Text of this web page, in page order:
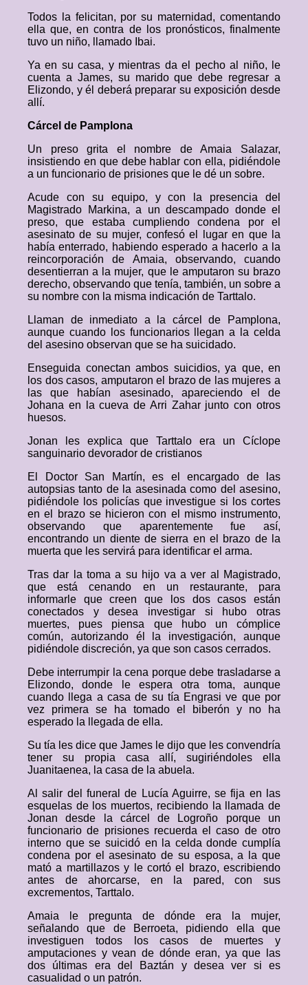
Todos la felicitan, por su maternidad, comentando
ella que, en contra de los pronósticos, finalmente
tuvo un niño, llamado Ibai.
Ya en su casa, y mientras da el pecho al niño, le
cuenta a James, su marido que debe regresar a
Elizondo, y él deberá preparar su exposición desde
allí.
Cárcel de Pamplona
Un preso grita el nombre de Amaia Salazar,
insistiendo en que debe hablar con ella, pidiéndole
a un funcionario de prisiones que le dé un sobre.
Acude con su equipo, y con la presencia del
Magistrado Markina, a un descampado donde el
preso, que estaba cumpliendo condena por el
asesinato de su mujer, confesó el lugar en que la
había enterrado, habiendo esperado a hacerlo a la
reincorporación de Amaia, observando, cuando
desentierran a la mujer, que le amputaron su brazo
derecho, observando que tenía, también, un sobre a
su nombre con la misma indicación de Tarttalo.
Llaman de inmediato a la cárcel de Pamplona,
aunque cuando los funcionarios llegan a la celda
del asesino observan que se ha suicidado.
Enseguida conectan ambos suicidios, ya que, en
los dos casos, amputaron el brazo de las mujeres a
las que habían asesinado, apareciendo el de
Johana en la cueva de Arri Zahar junto con otros
huesos.
Jonan les explica que Tarttalo era un Cíclope
sanguinario devorador de cristianos
El Doctor San Martín, es el encargado de las
autopsias tanto de la asesinada como del asesino,
pidiéndole los policías que investigue si los cortes
en el brazo se hicieron con el mismo instrumento,
observando que aparentemente fue así,
encontrando un diente de sierra en el brazo de la
muerta que les servirá para identificar el arma.
Tras dar la toma a su hijo va a ver al Magistrado,
que está cenando en un restaurante, para
informarle que creen que los dos casos están
conectados y desea investigar si hubo otras
muertes, pues piensa que hubo un cómplice
común, autorizando él la investigación, aunque
pidiéndole discreción, ya que son casos cerrados.
Debe interrumpir la cena porque debe trasladarse a
Elizondo, donde le espera otra toma, aunque
cuando llega a casa de su tía Engrasi ve que por
vez primera se ha tomado el biberón y no ha
esperado la llegada de ella.
Su tía les dice que James le dijo que les convendría
tener su propia casa allí, sugiriéndoles ella
Juanitaenea, la casa de la abuela.
Al salir del funeral de Lucía Aguirre, se fija en las
esquelas de los muertos, recibiendo la llamada de
Jonan desde la cárcel de Logroño porque un
funcionario de prisiones recuerda el caso de otro
interno que se suicidó en la celda donde cumplía
condena por el asesinato de su esposa, a la que
mató a martillazos y le cortó el brazo, escribiendo
antes de ahorcarse, en la pared, con sus
excrementos, Tarttalo.
Amaia le pregunta de dónde era la mujer,
señalando que de Berroeta, pidiendo ella que
investiguen todos los casos de muertes y
amputaciones y vean de dónde eran, ya que las
dos últimas era del Baztán y desea ver si es
casualidad o un patrón.